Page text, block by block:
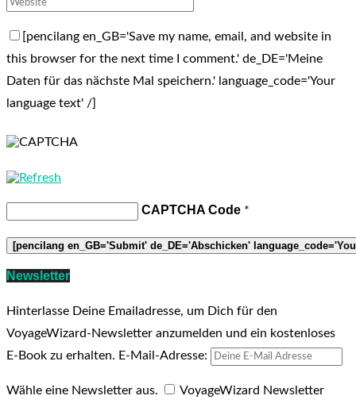
[pencilang en_GB='Save my name, email, and website in
this browser for the next time I comment.' de_DE='Meine
Daten für das nächste Mal speichern.' language_code='Your
language text' /]
CAPTCHA Code *
Newsletter
Hinterlasse Deine Emailadresse, um Dich für den
VoyageWizard-Newsletter anzumelden und ein kostenloses
E-Book zu erhalten. E-Mail-Adresse:
Wähle eine Newsletter aus. VoyageWizard Newsletter